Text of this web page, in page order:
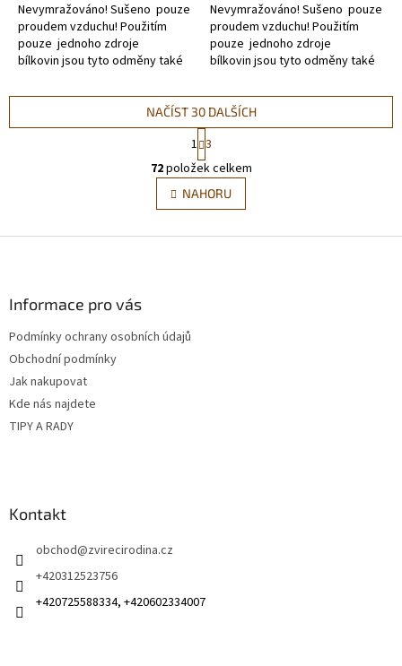
hvězdiček.
Nevymražováno! Sušeno pouze
proudem vzduchu! Použitím
pouze jednoho zdroje
bílkovin jsou tyto odměny také
nebo pro...
hvězdiček.
Nevymražováno! Sušeno pouze
proudem vzduchu! Použitím
pouze jednoho zdroje
bílkovin jsou tyto odměny také
nebo pro eliminační
dietu. NEOBSAHUJE...
O
v
l
á
NAČÍST 30 DALŠÍCH
S
t
r
á
n
k
v
1 3
72položek celkem
NAHORU
Informace pro vás
Podmínky ochrany osobních údajů
Obchodní podmínky
Jak nakupovat
Kde nás najdete
TIPY A RADY
Kontakt
obchod@zvirecirodina.cz
+420312523756
+420725588334, +420602334007